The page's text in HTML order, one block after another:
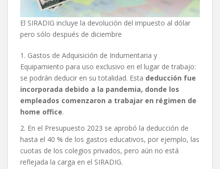
El SIRADIG incluye la devolución del impuesto al dólar
pero sólo después de diciembre
1. Gastos de Adquisición de Indumentaria y
Equipamiento para uso exclusivo en el lugar de trabajo:
se podrán deducir en su totalidad. Esta deducción fue
incorporada debido a la pandemia, donde los
empleados comenzaron a trabajar en régimen de
home office.
2. En el Presupuesto 2023 se aprobó la deducción de
hasta el 40 % de los gastos educativos, por ejemplo, las
cuotas de los colegios privados, pero aún no está
reflejada la carga en el SIRADIG.